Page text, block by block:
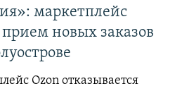
маркетплейс
новых заказов
Ozon отказывается